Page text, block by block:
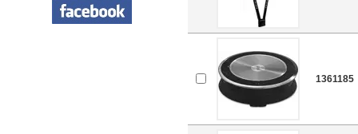
1361185